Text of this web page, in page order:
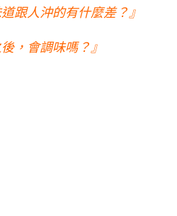
跟人沖的有什麼差？』
，會調味嗎？』